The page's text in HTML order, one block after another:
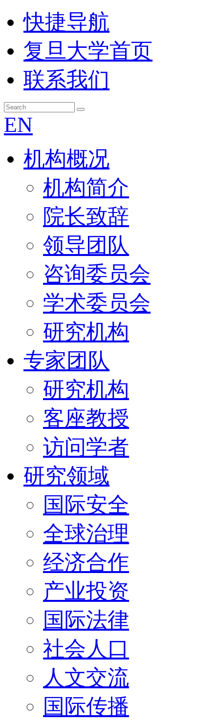
快捷导航
复旦大学首页
联系我们
EN
机构概况
机构简介
院长致辞
领导团队
咨询委员会
学术委员会
研究机构
专家团队
研究机构
客座教授
访问学者
研究领域
国际安全
全球治理
经济合作
产业投资
国际法律
社会人口
人文交流
国际传播